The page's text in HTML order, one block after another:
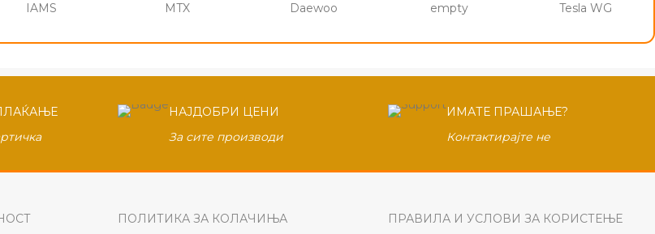
IAMS MTX Daewoo empty Tesla WG
НАЈДОБРИ ЦЕНИ
За сите производи
ИМАТЕ ПРАШАЊЕ?
Контактирајте не
ПОЛИТИКА ЗА КОЛАЧИЊА ПРАВИЛА И УСЛОВИ ЗА КОРИСТЕЊЕ